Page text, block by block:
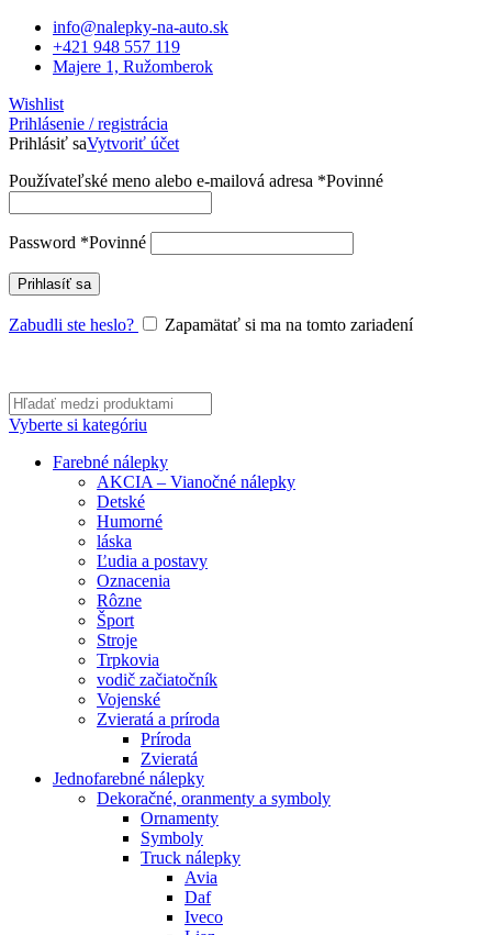
info@nalepky-na-auto.sk
+421 948 557 119
Majere 1, Ružomberok
Wishlist
Prihlásenie / registrácia
Prihlásiť saVytvoriť účet
Používateľské meno alebo e-mailová adresa *Povinné
Password *Povinné
Prihlasíť sa
Zabudli ste heslo? Zapamätať si ma na tomto zariadení
Vyberte si kategóriu
Farebné nálepky
AKCIA – Vianočné nálepky
Detské
Humorné
láska
Ľudia a postavy
Oznacenia
Rôzne
Šport
Stroje
Trpkovia
vodič začiatočník
Vojenské
Zvieratá a príroda
Príroda
Zvieratá
Jednofarebné nálepky
Dekoračné, oranmenty a symboly
Ornamenty
Symboly
Truck nálepky
Avia
Daf
Iveco